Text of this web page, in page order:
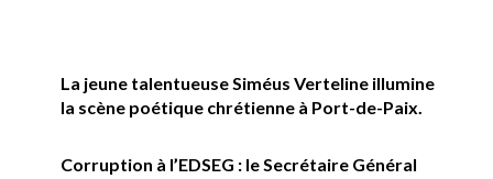
La jeune talentueuse Siméus Verteline illumine
la scène poétique chrétienne à Port-de-Paix.
Corruption à l’EDSEG : le Secrétaire Général